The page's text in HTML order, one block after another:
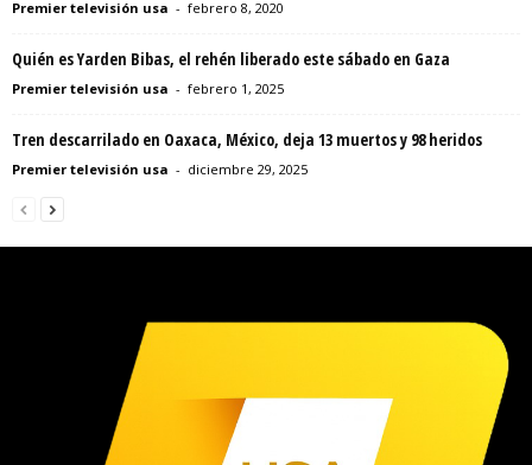
Premier televisión usa - febrero 8, 2020
Quién es Yarden Bibas, el rehén liberado este sábado en Gaza
Premier televisión usa - febrero 1, 2025
Tren descarrilado en Oaxaca, México, deja 13 muertos y 98 heridos
Premier televisión usa - diciembre 29, 2025